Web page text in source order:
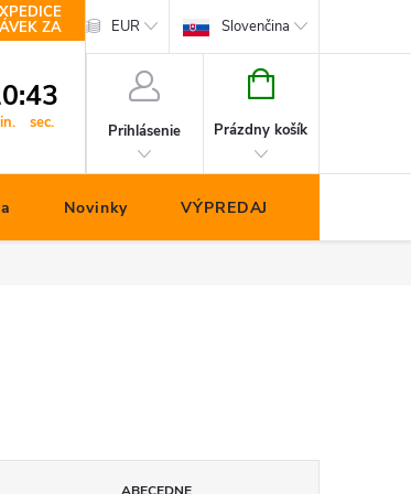
EUR Slovenčina
ZA
:43
sec. Prihlásenie
NÁKUPNÝ
Prázdny košík
Novinky VÝPREDAJ